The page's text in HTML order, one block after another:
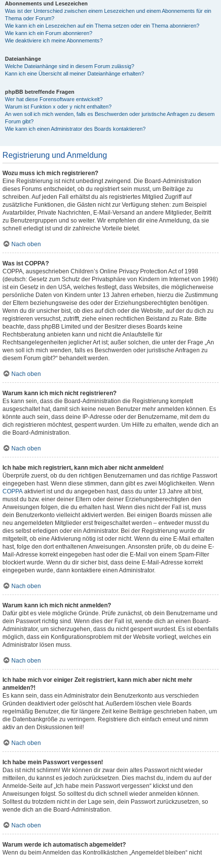
Abonnements und Lesezeichen
Was ist der Unterschied zwischen einem Lesezeichen und einem Abonnements für ein
Thema oder Forum?
Wie kann ich ein Lesezeichen auf ein Thema setzen oder ein Thema abonnieren?
Wie kann ich ein Forum abonnieren?
Wie deaktiviere ich meine Abonnements?
Dateianhänge
Welche Dateianhänge sind in diesem Forum zulässig?
Kann ich eine Übersicht all meiner Dateianhänge erhalten?
phpBB betreffende Fragen
Wer hat diese Forensoftware entwickelt?
Warum ist Funktion x oder y nicht enthalten?
An wen soll ich mich wenden, falls es Beschwerden oder juristische Anfragen zu diesem
Forum gibt?
Wie kann ich einen Administrator des Boards kontaktieren?
Registrierung und Anmeldung
Wozu muss ich mich registrieren?
Eine Registrierung ist nicht unbedingt zwingend. Die Board-Administration
dieses Forums entscheidet, ob du registriert sein musst, um Beiträge zu
schreiben. Auf jeden Fall erhältst du als registriertes Mitglied Zugriff auf
zusätzliche Funktionen, die Gästen nicht zur Verfügung stehen: zum Beispiel
Avatarbilder, Private Nachrichten, E-Mail-Versand an andere Mitglieder, Beitritt
zu Benutzergruppen und so weiter. Wir empfehlen dir eine Anmeldung, da sie
schnell erledigt ist und dir zahlreiche Vorteile bietet.
Nach oben
Was ist COPPA?
COPPA, ausgeschrieben Children’s Online Privacy Protection Act of 1998
(deutsch: Gesetz zum Schutz der Privatsphäre von Kindern im Internet von 1998)
ist ein Gesetz in den USA, welches festlegt, dass Websites, die möglicherweise
persönliche Daten von Kindern unter 13 Jahren erheben, hierzu die Zustimmung
der Eltern beziehungsweise des oder der Erziehungsberechtigten benötigen.
Wenn du dir unsicher bist, ob dies auf dich oder die Website, auf der du dich zu
registrieren versuchst, zutrifft, ziehe einen rechtlichen Beistand zu Rate. Bitte
beachte, dass phpBB Limited und der Besitzer dieses Boards keine
Rechtsberatung anbieten kann und nicht die Anlaufstelle für
Rechtsangelegenheiten jeglicher Art ist; außer solchen, die unter der Frage „An
wen soll ich mich wenden, falls es Beschwerden oder juristische Anfragen zu
diesem Forum gibt?“ behandelt werden.
Nach oben
Warum kann ich mich nicht registrieren?
Es kann sein, dass die Board-Administration die Registrierung komplett
ausgeschaltet hat, damit sich keine neuen Benutzer mehr anmelden können. Es
könnte auch sein, dass deine IP-Adresse oder der Benutzername, mit dem du
dich registrieren möchtest, gesperrt wurden. Um Hilfe zu erhalten, wende dich an
die Board-Administration.
Nach oben
Ich habe mich registriert, kann mich aber nicht anmelden!
Überprüfe zuerst, ob du den richtigen Benutzernamen und das richtige Passwort
eingegeben hast. Wenn diese stimmen, dann gibt es zwei Möglichkeiten. Wenn
COPPA aktiviert ist und du angegeben hast, dass du unter 13 Jahre alt bist,
musst du bzw. einer deiner Eltern oder deiner Erziehungsberechtigten den
Anweisungen folgen, die du erhalten hast. Wenn dies nicht der Fall ist, muss
dein Benutzerkonto vielleicht aktiviert werden. Bei einigen Boards müssen alle
neu angemeldeten Mitglieder erst freigeschaltet werden – entweder musst du
dies selbst erledigen oder ein Administrator. Bei der Registrierung wurde dir
mitgeteilt, ob eine Aktivierung nötig ist oder nicht. Wenn du eine E-Mail erhalten
hast, folge den dort enthaltenen Anweisungen. Ansonsten prüfe, ob du deine E-
Mail-Adresse korrekt eingegeben hast oder die E-Mail von einem Spam-Filter
blockiert wurde. Wenn du dir sicher bist, dass deine E-Mail-Adresse korrekt
eingegeben wurde, dann kontaktiere einen Administrator.
Nach oben
Warum kann ich mich nicht anmelden?
Dafür gibt es viele mögliche Gründe. Prüfe zunächst, ob dein Benutzername und
dein Passwort richtig sind. Wenn dies der Fall ist, wende dich an einen Board-
Administrator, um sicherzugehen, dass du nicht gesperrt wurdest. Es ist ebenfalls
möglich, dass ein Konfigurationsproblem mit der Website vorliegt, welches ein
Administrator lösen muss.
Nach oben
Ich habe mich vor einiger Zeit registriert, kann mich aber nicht mehr
anmelden?!
Es kann sein, dass ein Administrator dein Benutzerkonto aus verschieden
Gründen deaktiviert oder gelöscht hat. Außerdem löschen viele Boards
regelmäßig Benutzer, die für längere Zeit keine Beiträge geschrieben haben, um
die Datenbankgröße zu verringern. Registriere dich einfach erneut und nimm
aktiv an den Diskussionen teil!
Nach oben
Ich habe mein Passwort vergessen!
Das ist nicht schlimm! Wir können dir zwar dein altes Passwort nicht wieder
mitteilen, du kannst es jedoch zurücksetzen. Dies machst du, indem du auf der
Anmelde-Seite auf „Ich habe mein Passwort vergessen“ klickst und den
Anweisungen folgst. So solltest du dich schnell wieder anmelden können.
Solltest du trotzdem nicht in der Lage sein, dein Passwort zurückzusetzen, so
wende dich an die Board-Administration.
Nach oben
Warum werde ich automatisch abgemeldet?
Wenn du beim Anmelden das Kontrollkästchen „Angemeldet bleiben“ nicht